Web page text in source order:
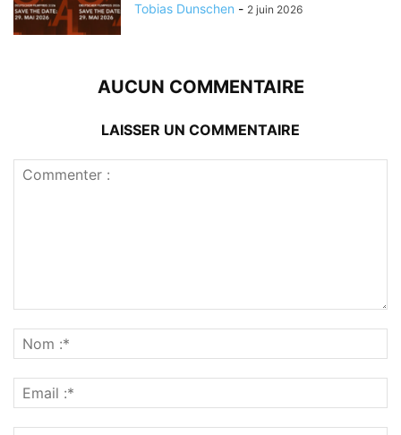
Tobias Dunschen - 2 juin 2026
AUCUN COMMENTAIRE
LAISSER UN COMMENTAIRE